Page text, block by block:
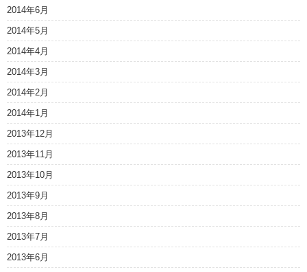
2014年6月
2014年5月
2014年4月
2014年3月
2014年2月
2014年1月
2013年12月
2013年11月
2013年10月
2013年9月
2013年8月
2013年7月
2013年6月